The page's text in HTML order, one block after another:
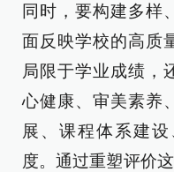
同时，要构建多样
面反映学校的高质
局限于学业成绩，
心健康、审美素养
展、课程体系建
度。通过重塑评价